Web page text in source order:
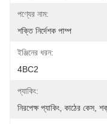
পণ্যের নাম:
শক্তি নির্দেশক পাম্প
ইঞ্জিনের ধরন:
4BC2
প্যাকিং:
নিরপেক্ষ প্যাকিং, কাঠের কেস,